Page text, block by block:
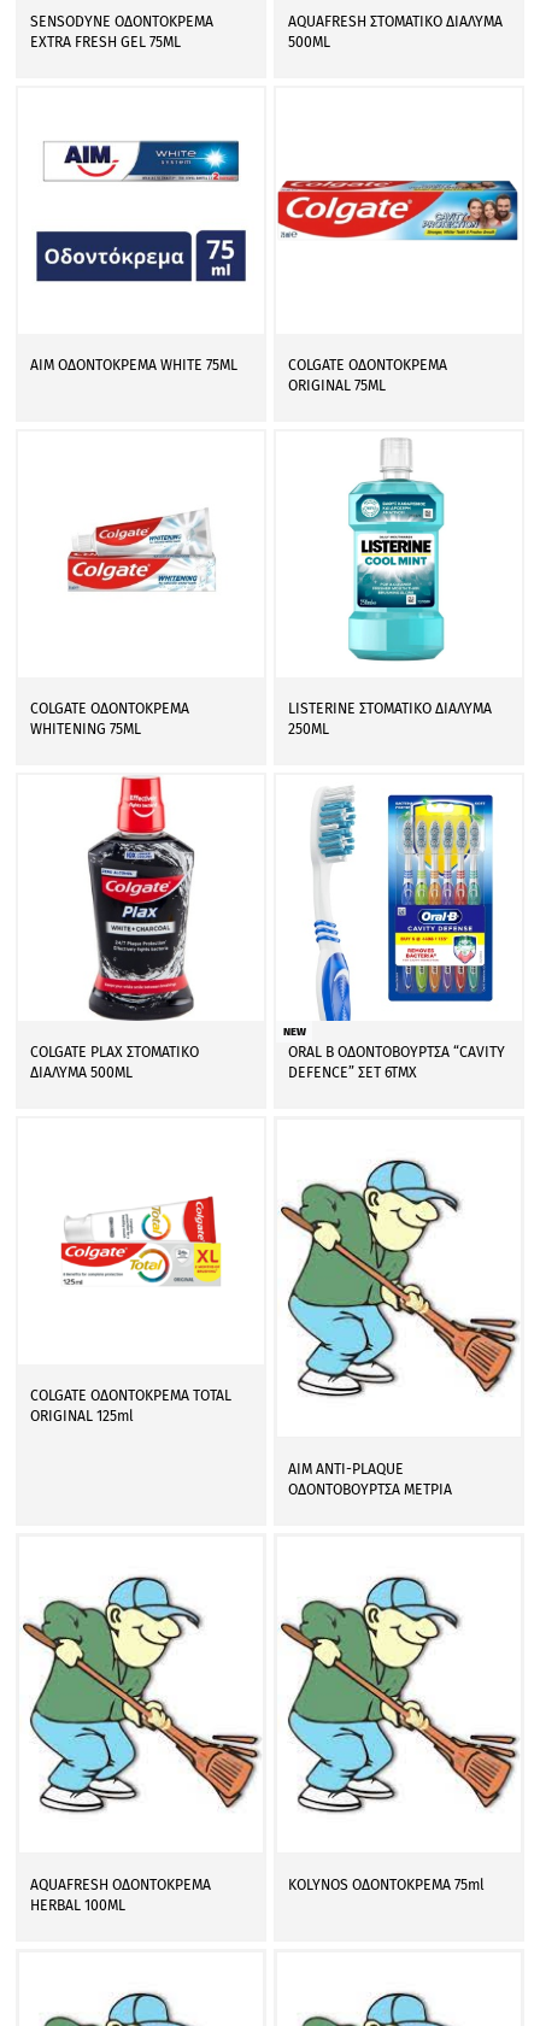
SENSODYNE ΟΔΟΝΤΟΚΡΕΜΑ
EXTRA FRESH GEL 75ML
AQUAFRESH ΣΤΟΜΑΤΙΚΟ ΔΙΑΛΥΜΑ
500ML
AIM ΟΔΟΝΤΟΚΡΕΜΑ WHITE 75ML
COLGATE ΟΔΟΝΤΟΚΡΕΜΑ
ORIGINAL 75ML
COLGATE ΟΔΟΝΤΟΚΡΕΜΑ
WHITENING 75ML
LISTERINE ΣΤΟΜΑΤΙΚΟ ΔΙΑΛΥΜΑ
250ML
COLGATE PLAX ΣΤΟΜΑΤΙΚΟ
ΔΙΑΛΥΜΑ 500ML
NEW
ORAL B ΟΔΟΝΤΟΒΟΥΡΤΣΑ “CAVITY
DEFENCE” ΣΕΤ 6ΤΜΧ
COLGATE ΟΔΟΝΤΟΚΡΕΜΑ TOTAL
ORIGINAL 125ml
AIM ANTI-PLAQUE
ΟΔΟΝΤΟΒΟΥΡΤΣΑ ΜΕΤΡΙΑ
AQUAFRESH ΟΔΟΝΤΟΚΡΕΜΑ
HERBAL 100ML
KOLYNOS ΟΔΟΝΤΟΚΡΕΜΑ 75ml